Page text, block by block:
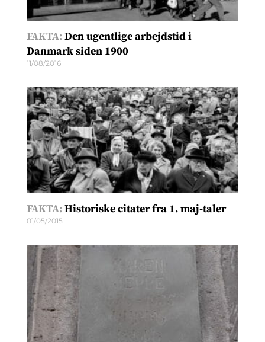
FAKTA:Den ugentlige arbejdstid i
Danmark siden 1900
11/08/2016
FAKTA:Historiske citater fra 1. maj-taler
01/05/2015